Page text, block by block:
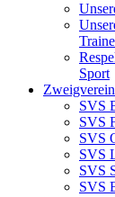
Sport
SVS
SVS
SVS
SVS
SVS
SVS